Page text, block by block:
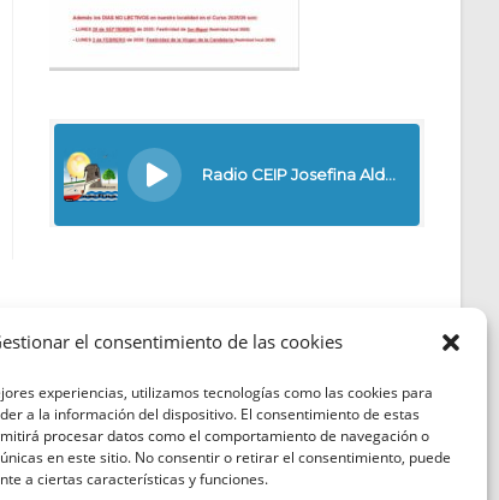
el consentimiento de las cookies
experiencias, utilizamos tecnologías como las cookies para
a la información del dispositivo. El consentimiento de estas
procesar datos como el comportamiento de navegación o
en este sitio. No consentir o retirar el consentimiento, puede
a ciertas características y funciones.
Política de Cookies
Política de Privacidad